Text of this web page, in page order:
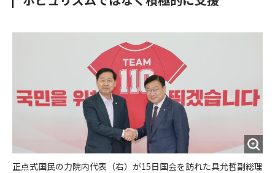
正点式国民の力院内代表（右）が15日国会を訪れた具允哲副総理